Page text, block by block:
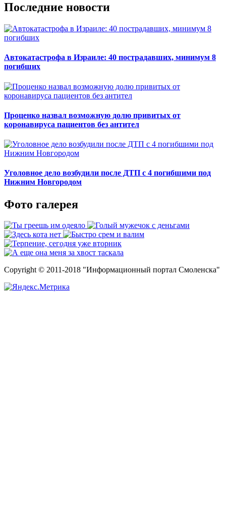
Последние новости
Автокатастрофа в Израиле: 40 пострадавших, минимум 8
погибших
Проценко назвал возможную долю привитых от
коронавируса пациентов без антител
Уголовное дело возбудили после ДТП с 4 погибшими под
Нижним Новгородом
Фото галерея
Copyright © 2011-2018 "Информационный портал Смоленска"